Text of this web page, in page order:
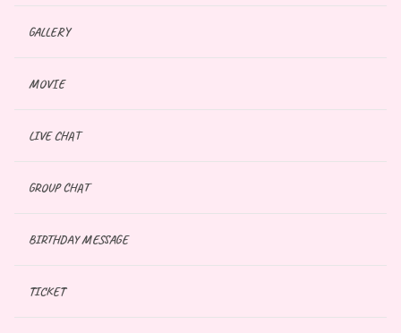
GALLERY
MOVIE
LIVE CHAT
GROUP CHAT
BIRTHDAY MESSAGE
TICKET